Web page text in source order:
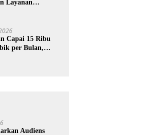
Layanan
Capai 15 Ribu
per Bulan,
Audiens